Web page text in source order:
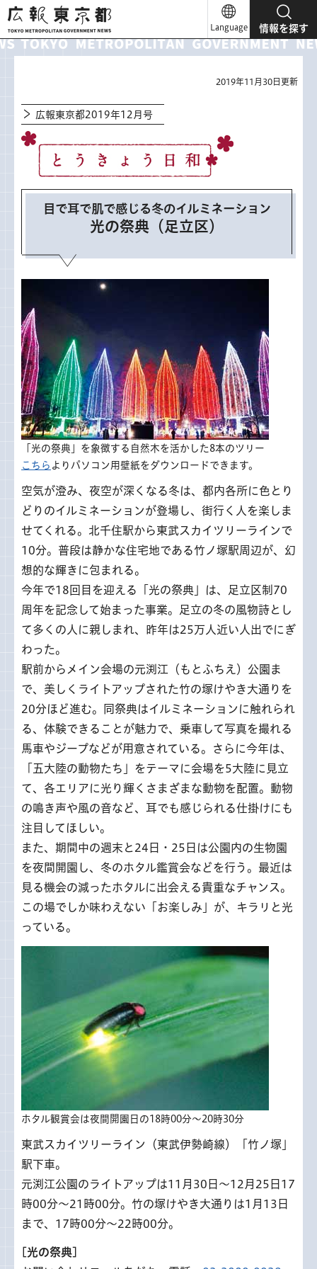
広報東京都
Language 情報を探す
2019年11月30日更新
広報東京都2019年12月号
目で耳で肌で感じる冬のイルミネーション
光の祭典（足立区）
「光の祭典」を象徴する自然木を活かした8本のツリー
こちら よりパソコン用壁紙をダウンロードできます。
空気が澄み、夜空が深くなる冬は、都内各所に色とり
どりのイルミネーションが登場し、街行く人を楽しま
せてくれる。北千住駅から東武スカイツリーラインで
10分。普段は静かな住宅地である竹ノ塚駅周辺が、幻
想的な輝きに包まれる。
今年で18回目を迎える「光の祭典」は、足立区制70
周年を記念して始まった事業。足立の冬の風物詩とし
て多くの人に親しまれ、昨年は25万人近い人出でにぎ
わった。
駅前からメイン会場の元渕江（もとふちえ）公園ま
で、美しくライトアップされた竹の塚けやき大通りを
20分ほど進む。同祭典はイルミネーションに触れられ
る、体験できることが魅力で、乗車して写真を撮れる
馬車やジープなどが用意されている。さらに今年は、
「五大陸の動物たち」をテーマに会場を5大陸に見立
て、各エリアに光り輝くさまざまな動物を配置。動物
の鳴き声や風の音など、耳でも感じられる仕掛けにも
注目してほしい。
また、期間中の週末と24日・25日は公園内の生物園
を夜間開園し、冬のホタル鑑賞会などを行う。最近は
見る機会の減ったホタルに出会える貴重なチャンス。
この場でしか味わえない「お楽しみ」が、キラリと光
っている。
ホタル観賞会は夜間開園日の18時00分～20時30分
東武スカイツリーライン（東武伊勢崎線）「竹ノ塚」
駅下車。
元渕江公園のライトアップは11月30日～12月25日17
時00分～21時00分。竹の塚けやき大通りは1月13日
まで、17時00分～22時00分。
[光の祭典]